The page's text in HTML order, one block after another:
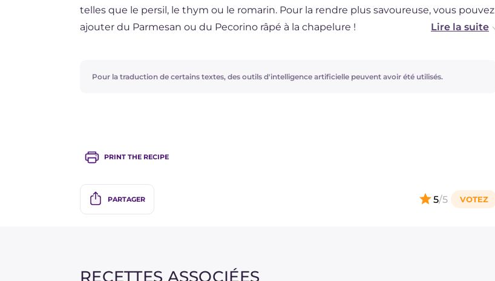
telles que le persil, le thym ou le romarin. Pour la rendre plus savoureuse, vous pouvez
ajouter du Parmesan ou du Pecorino râpé à la chapelure !
Pour la traduction de certains textes, des outils d'intelligence artificielle peuvent avoir été utilisés.
PRINT THE RECIPE
PARTAGER 5/5
RECETTES ASSOCIÉES